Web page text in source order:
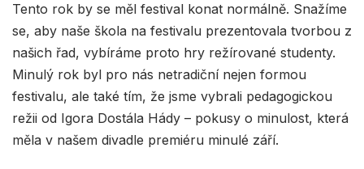
Tento rok by se měl festival konat normálně. Snažíme
se, aby naše škola na festivalu prezentovala tvorbou z
našich řad, vybíráme proto hry režírované studenty.
Minulý rok byl pro nás netradiční nejen formou
festivalu, ale také tím, že jsme vybrali pedagogickou
režii od Igora Dostála Hády – pokusy o minulost, která
měla v našem divadle premiéru minulé září.